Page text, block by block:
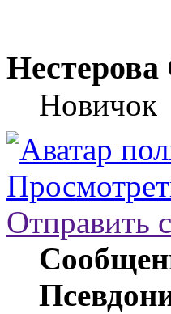
Новичок
Отправить